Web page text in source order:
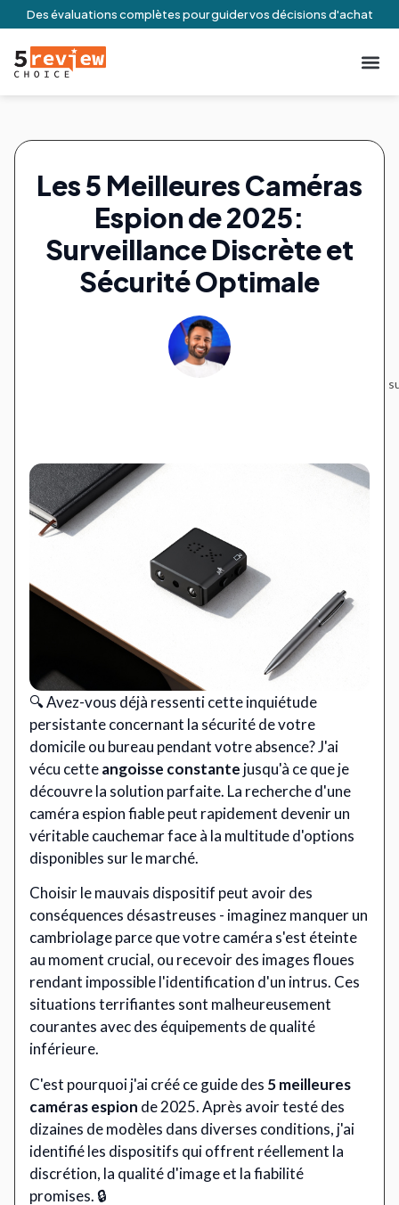
Des évaluations complètes pour guider vos décisions d'achat
Les 5 Meilleures Caméras
Espion de 2025:
Surveillance Discrète et
Sécurité Optimale
🔍 Avez-vous déjà ressenti cette inquiétude
persistante concernant la sécurité de votre
domicile ou bureau pendant votre absence? J'ai
vécu cetteangoisse constante jusqu'à ce que je
découvre la solution parfaite. La recherche d'une
caméra espion fiable peut rapidement devenir un
véritable cauchemar face à la multitude d'options
disponibles sur le marché.
Choisir le mauvais dispositif peut avoir des
conséquences désastreuses - imaginez manquer un
cambriolage parce que votre caméra s'est éteinte
au moment crucial, ou recevoir des images floues
rendant impossible l'identification d'un intrus. Ces
situations terrifiantes sont malheureusement
courantes avec des équipements de qualité
inférieure.
C'est pourquoi j'ai créé ce guide des 5 meilleures
caméras espion de 2025. Après avoir testé des
dizaines de modèles dans diverses conditions, j'ai
identifié les dispositifs qui offrent réellement la
discrétion, la qualité d'image et la fiabilité
promises. 🔒